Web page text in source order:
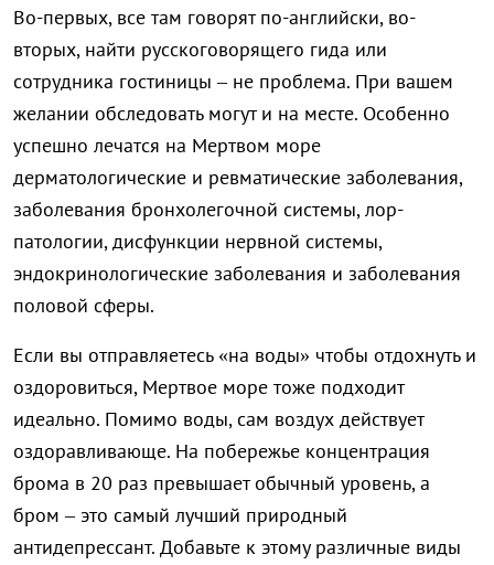
Во-первых, все там говорят по-английски, во-
вторых, найти русскоговорящего гида или
сотрудника гостиницы – не проблема. При вашем
желании обследовать могут и на месте. Особенно
успешно лечатся на Мертвом море
дерматологические и ревматические заболевания,
заболевания бронхолегочной системы, лор-
патологии, дисфункции нервной системы,
эндокринологические заболевания и заболевания
половой сферы.
Если вы отправляетесь «на воды» чтобы отдохнуть и
оздоровиться, Мертвое море тоже подходит
идеально. Помимо воды, сам воздух действует
оздоравливающе. На побережье концентрация
брома в 20 раз превышает обычный уровень, а
бром – это самый лучший природный
антидепрессант. Добавьте к этому различные виды